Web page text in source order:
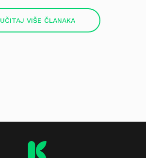
UČITAJ VIŠE ČLANAKA